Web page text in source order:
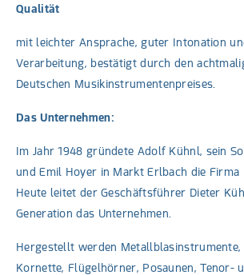
Qualität
mit leichter Ansprache, guter Intonation
Verarbeitung, bestätigt durch den
Deutschen Musikinstrumentenpreises.
Das Unternehmen:
Im Jahr 1948 gründete Adolf Kühnl, sein
und Emil Hoyer in Markt Erlbach die Firma
Heute leitet der Geschäftsführer Dieter
Generation das Unternehmen.
Hergestellt werden Metallblasinstrumente,
Kornette, Flügelhörner, Posaunen, Tenor-